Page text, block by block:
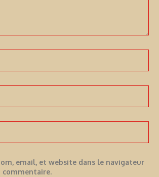
email, et website dans le navigateur
commentaire.